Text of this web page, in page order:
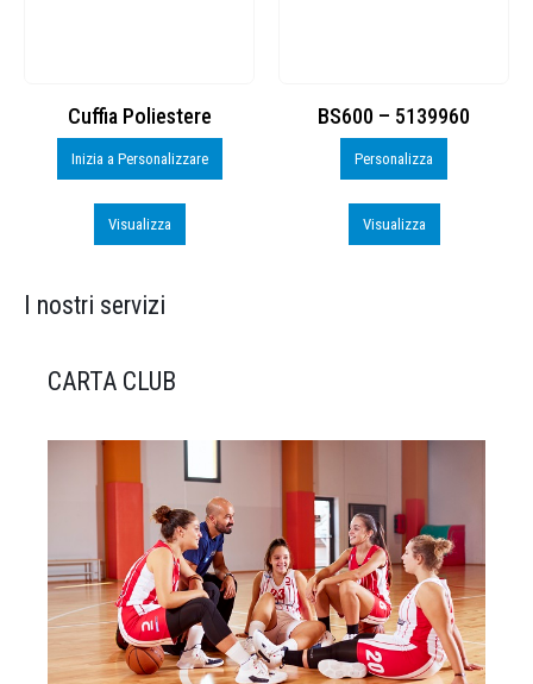
Cuffia Poliestere
Inizia a Personalizzare
Visualizza
BS600 – 5139960
Personalizza
Visualizza
I nostri servizi
CARTA CLUB